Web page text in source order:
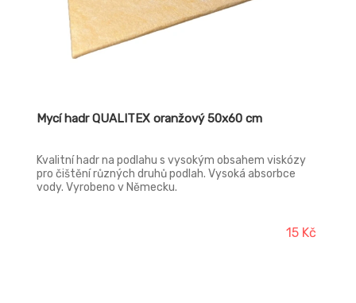
Mycí hadr QUALITEX oranžový 50x60 cm
Kvalitní hadr na podlahu s vysokým obsahem viskózy
pro čištění různých druhů podlah. Vysoká absorbce
vody. Vyrobeno v Německu.
15 Kč